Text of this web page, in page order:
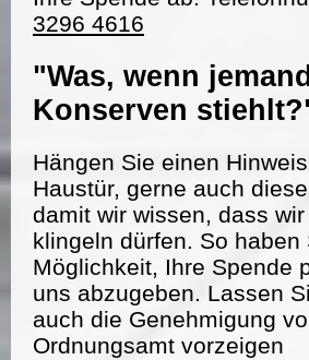
3296 4616
"Was, wenn
Konserven
Hängen Sie einen
Haustür, gerne auch
damit wir wissen, dass
klingeln dürfen. So haben
Möglichkeit, Ihre Spende
uns abzugeben. Lassen
auch die Genehmigung
Ordnungsamt vorzeigen